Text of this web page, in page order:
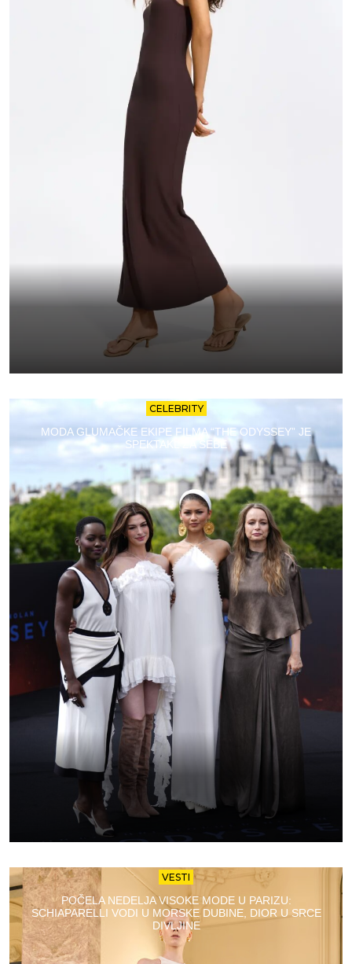
CELEBRITY
MODA GLUMAČKE EKIPE FILMA “THE ODYSSEY” JE
SPEKTAKL ZA SEBE
VESTI
POČELA NEDELJA VISOKE MODE U PARIZU:
SCHIAPARELLI VODI U MORSKE DUBINE, DIOR U SRCE
DIVLJINE